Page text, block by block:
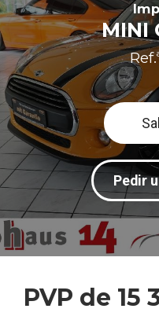
MINI
Pedir
PVP de 15